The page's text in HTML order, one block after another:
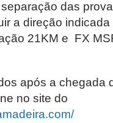
das
a direção
21KM e FX
após a chegada
no site do
com/